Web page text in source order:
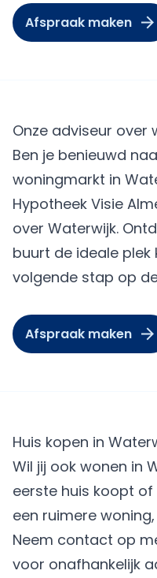
Afspraak maken
Onze adviseur over
Ben je benieuwd
woningmarkt in
Hypotheek Visie
over Waterwijk.
buurt de ideale plek
volgende stap op
Afspraak maken
Huis kopen in
Wil jij ook wonen in
eerste huis koopt
een ruimere
Neem contact op
voor onafhankelijk